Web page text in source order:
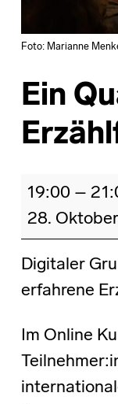
Foto: Marianne
Ein
19:00 –
28.
Digitaler
erfahrene
Im Online